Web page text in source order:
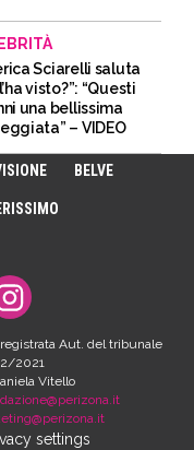
Sciarelli saluta
visto?”: “Questi
una bellissima
– VIDEO
BELVE
Aut. del tribunale
2021
Vitello
settings